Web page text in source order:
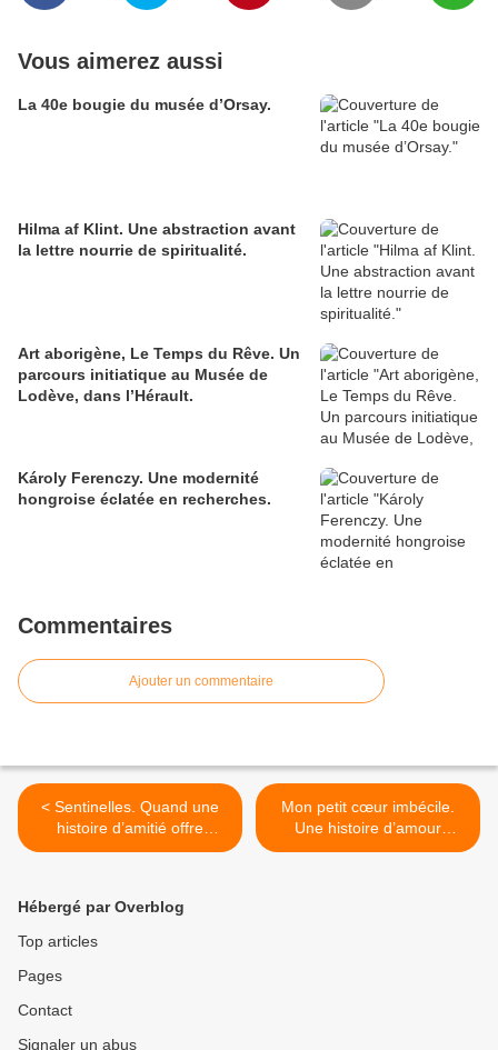
Vous aimerez aussi
La 40e bougie du musée d’Orsay.
Hilma af Klint. Une abstraction avant
la lettre nourrie de spiritualité.
Art aborigène, Le Temps du Rêve. Un
parcours initiatique au Musée de
Lodève, dans l’Hérault.
Károly Ferenczy. Une modernité
hongroise éclatée en recherches.
Commentaires
Ajouter un commentaire
< Sentinelles. Quand une
histoire d’amitié offre
matière à réflexion sur la
Mon petit cœur imbécile.
Une histoire d’amour
familial, entre théâtre et
Hébergé par Overblog
Top articles
Pages
Contact
Signaler un abus